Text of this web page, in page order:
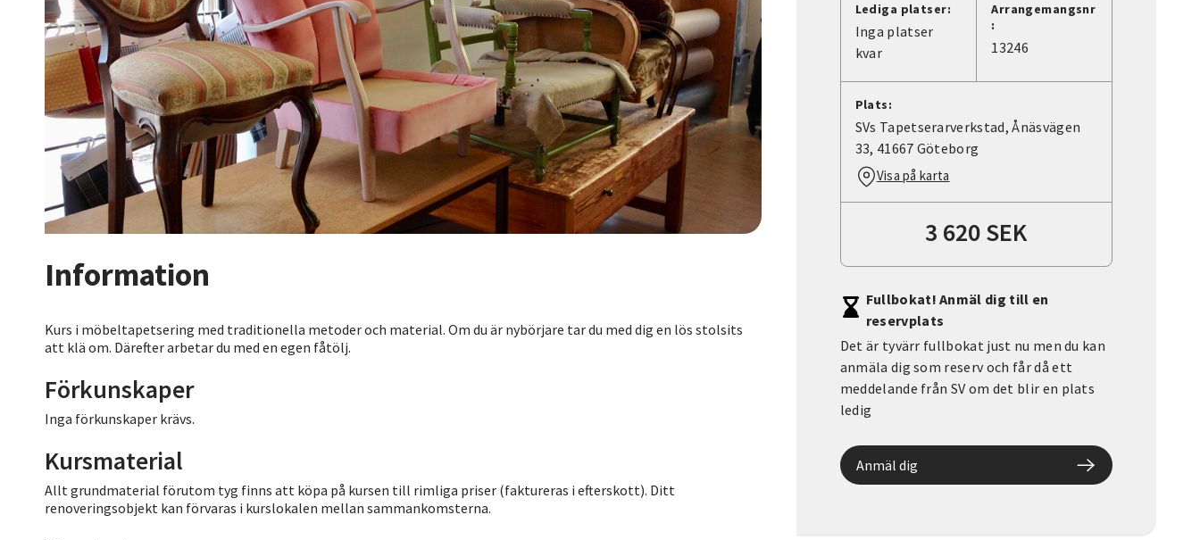
Information
Kurs i möbeltapetsering med traditionella metoder och material. Om du är nybörjare tar du med dig en lös stolsits
att klä om. Därefter arbetar du med en egen fåtölj.
Förkunskaper
Inga förkunskaper krävs.
Kursmaterial
Allt grundmaterial förutom tyg finns att köpa på kursen till rimliga priser (faktureras i efterskott). Ditt
renoveringsobjekt kan förvaras i kurslokalen mellan sammankomsterna.
Lediga platser:
Inga platser
kvar
Arrangemangsnr
:
13246
Plats:
SVs Tapetserarverkstad, Ånäsvägen
33, 41667 Göteborg
Visa på karta
3 620 SEK
Fullbokat! Anmäl dig till en
reservplats
Det är tyvärr fullbokat just nu men du kan
anmäla dig som reserv och får då ett
meddelande från SV om det blir en plats
ledig
Anmäl dig